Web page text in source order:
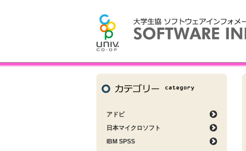
アドビ
日本マイクロソフト
IBM SPSS